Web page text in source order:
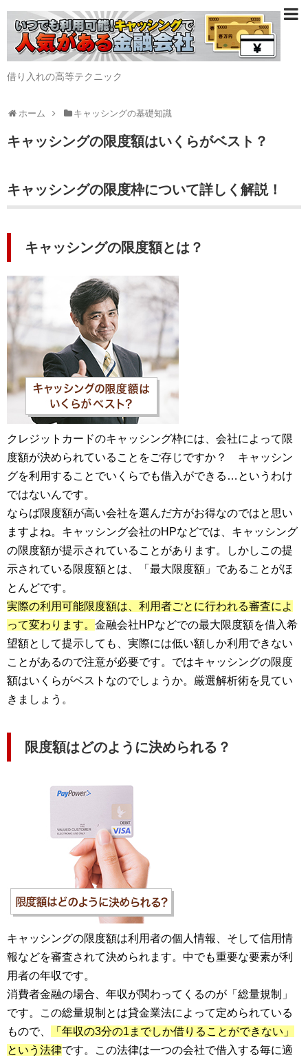
借り入れの高等テクニック
ホーム キャッシングの基礎知識
キャッシングの限度額はいくらがベスト？
キャッシングの限度枠について詳しく解説！
キャッシングの限度額とは？
クレジットカードのキャッシング枠には、会社によって限
度額が決められていることをご存じですか？ キャッシン
グを利用することでいくらでも借入ができる…というわけ
ではないんです。
ならば限度額が高い会社を選んだ方がお得なのではと思い
ますよね。キャッシング会社のHPなどでは、キャッシング
の限度額が提示されていることがあります。しかしこの提
示されている限度額とは、「最大限度額」であることがほ
とんどです。
実際の利用可能限度額は、利用者ごとに行われる審査によ
って変わります。 金融会社HPなどでの最大限度額を借入希
望額として提示しても、実際には低い額しか利用できない
ことがあるので注意が必要です。ではキャッシングの限度
額はいくらがベストなのでしょうか。厳選解析術を見てい
きましょう。
限度額はどのように決められる？
キャッシングの限度額は利用者の個人情報、そして信用情
報などを審査されて決められます。中でも重要な要素が利
用者の年収です。
消費者金融の場合、年収が関わってくるのが「総量規制」
です。この総量規制とは貸金業法によって定められている
もので、
「年収の3分の1までしか借りることができない」
という法律です。この法律は一つの会社で借入する毎に適